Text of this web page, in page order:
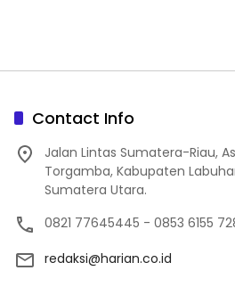
Contact Info
Jalan Lintas Sumatera-Riau,
Torgamba, Kabupaten
Sumatera Utara.
0821 77645445 - 0853 6155
redaksi@harian.co.id